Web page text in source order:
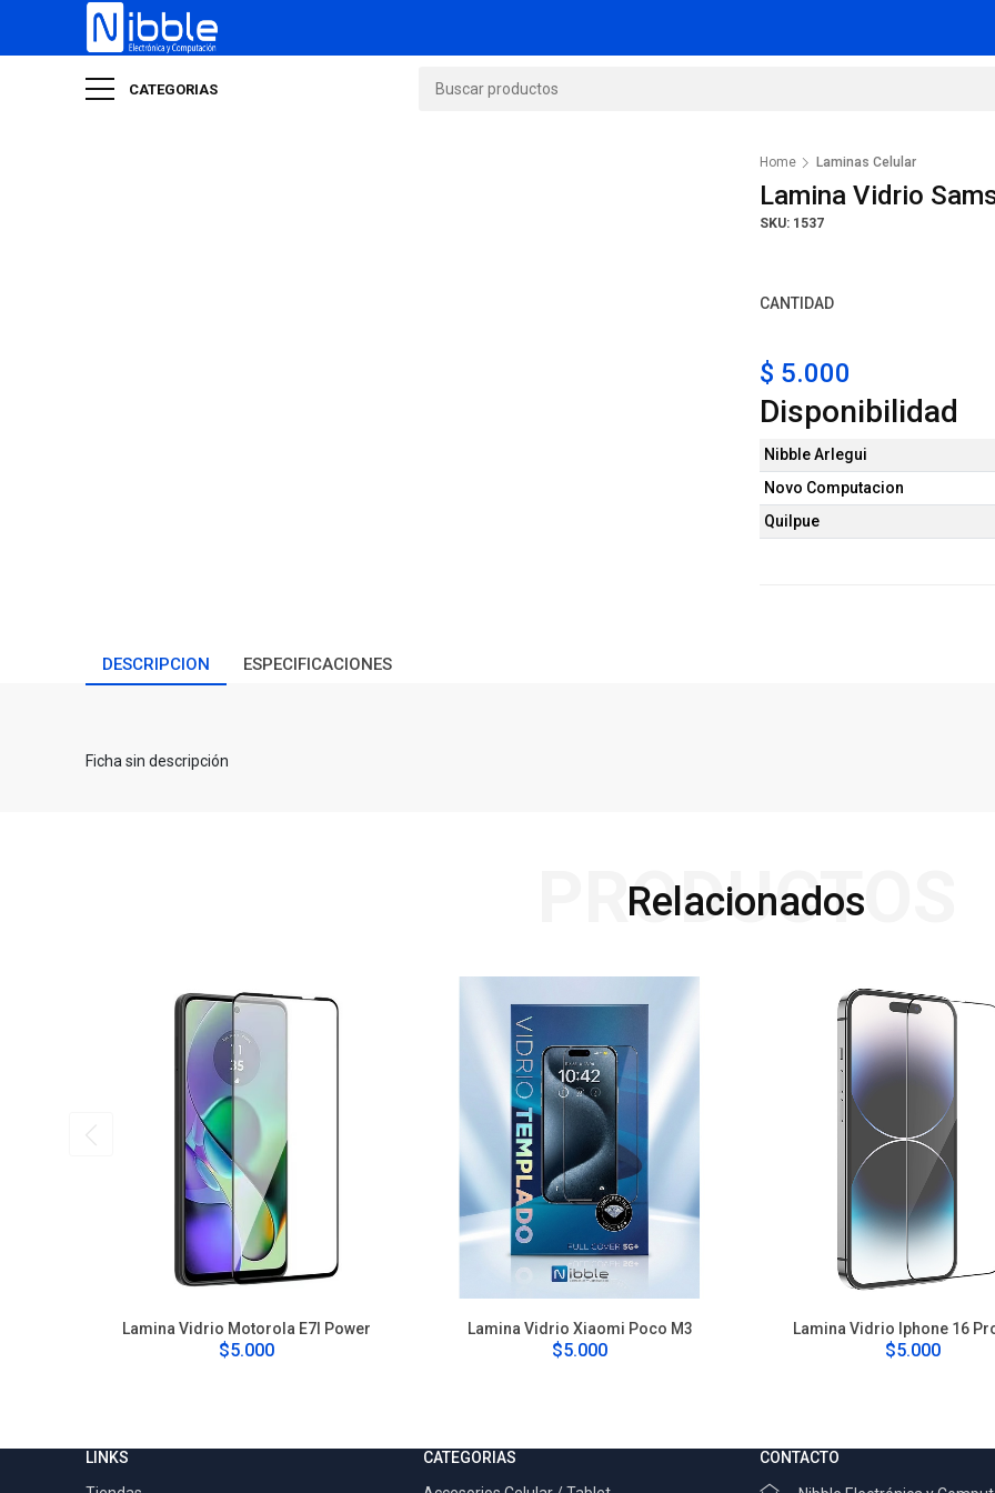
CATEGORIAS
Home Laminas Celular
Lamina Vidrio
SKU: 1537
CANTIDAD
$ 5.000
Disponibilidad
Nibble Arlegui
Novo Computacion
Quilpue
DESCRIPCION ESPECIFICACIONES
Ficha sin descripción
Relacionados
PRODUCTOS
Lamina Vidrio Motorola E7I Power
$5.000
Lamina Vidrio Xiaomi Poco M3
$5.000
Lamina Vidrio Iphone 16
$5.000
LINKS
CATEGORIAS
CONTACTO